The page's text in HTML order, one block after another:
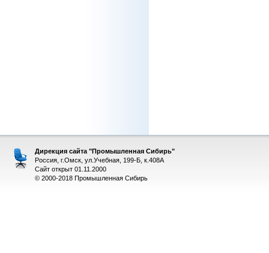
Дирекция сайта "Промышленная Сибирь"
Россия, г.Омск, ул.Учебная, 199-Б, к.408А
Сайт открыт 01.11.2000
© 2000-2018 Промышленная Сибирь